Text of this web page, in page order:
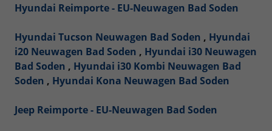
Hyundai Reimporte - EU-Neuwagen Bad Soden
Hyundai Tucson Neuwagen Bad Soden , Hyundai
i20 Neuwagen Bad Soden , Hyundai i30 Neuwagen
Bad Soden , Hyundai i30 Kombi Neuwagen Bad
Soden , Hyundai Kona Neuwagen Bad Soden
Jeep Reimporte - EU-Neuwagen Bad Soden